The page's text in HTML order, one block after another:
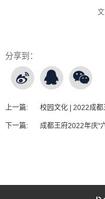
分享到：
上一篇: 校园文化 | 2022成
下一篇: 成都王府2022年庆“